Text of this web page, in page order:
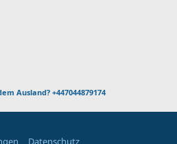
Ausland? +447044879174
Datenschutz